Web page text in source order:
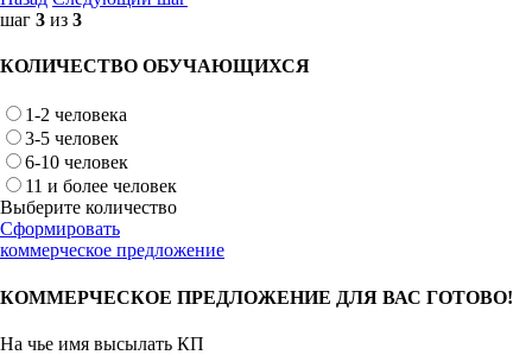
шаг 3 из 3
КОЛИЧЕСТВО ОБУЧАЮЩИХСЯ
1-2 человека
3-5 человек
6-10 человек
11 и более человек
Выберите количество
Сформировать
коммерческое предложение
КОММЕРЧЕСКОЕ ПРЕДЛОЖЕНИЕ ДЛЯ ВАС ГОТОВО!
На чье имя высылать КП